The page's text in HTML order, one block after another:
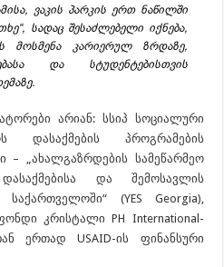
ვაკის პარკის ერთ ნაწილში
სადაც შესაძლებელი იქნება,
მოსმენა კარიერულ ზრდაზე,
და სტუდენტებისთვის
არიან: სსიპ სოციალური
დასაქმების პროგრამების
– „ახალგაზრდების სამეწარმეო
დასაქმებისა და შემოსავლის
საქართველოში“ (YES Georgia),
კრისტალი PH International-
ერთად USAID-ის ფინანსური